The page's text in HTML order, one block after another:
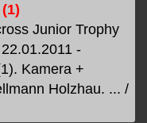
Junior Trophy
-
Kamera +
Holzhau. ... /